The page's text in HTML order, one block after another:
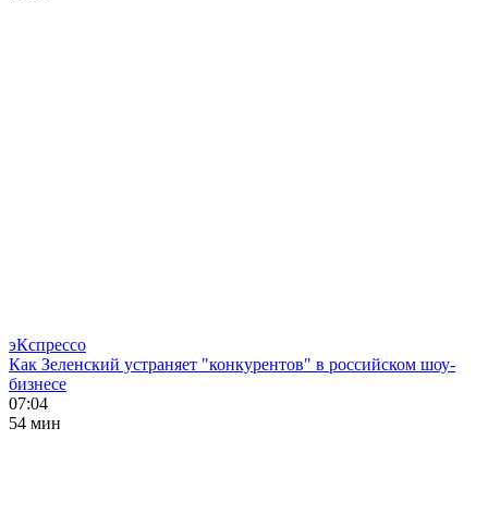
эКспрессо
Как Зеленский устраняет "конкурентов" в российском шоу-
бизнесе
07:04
54 мин